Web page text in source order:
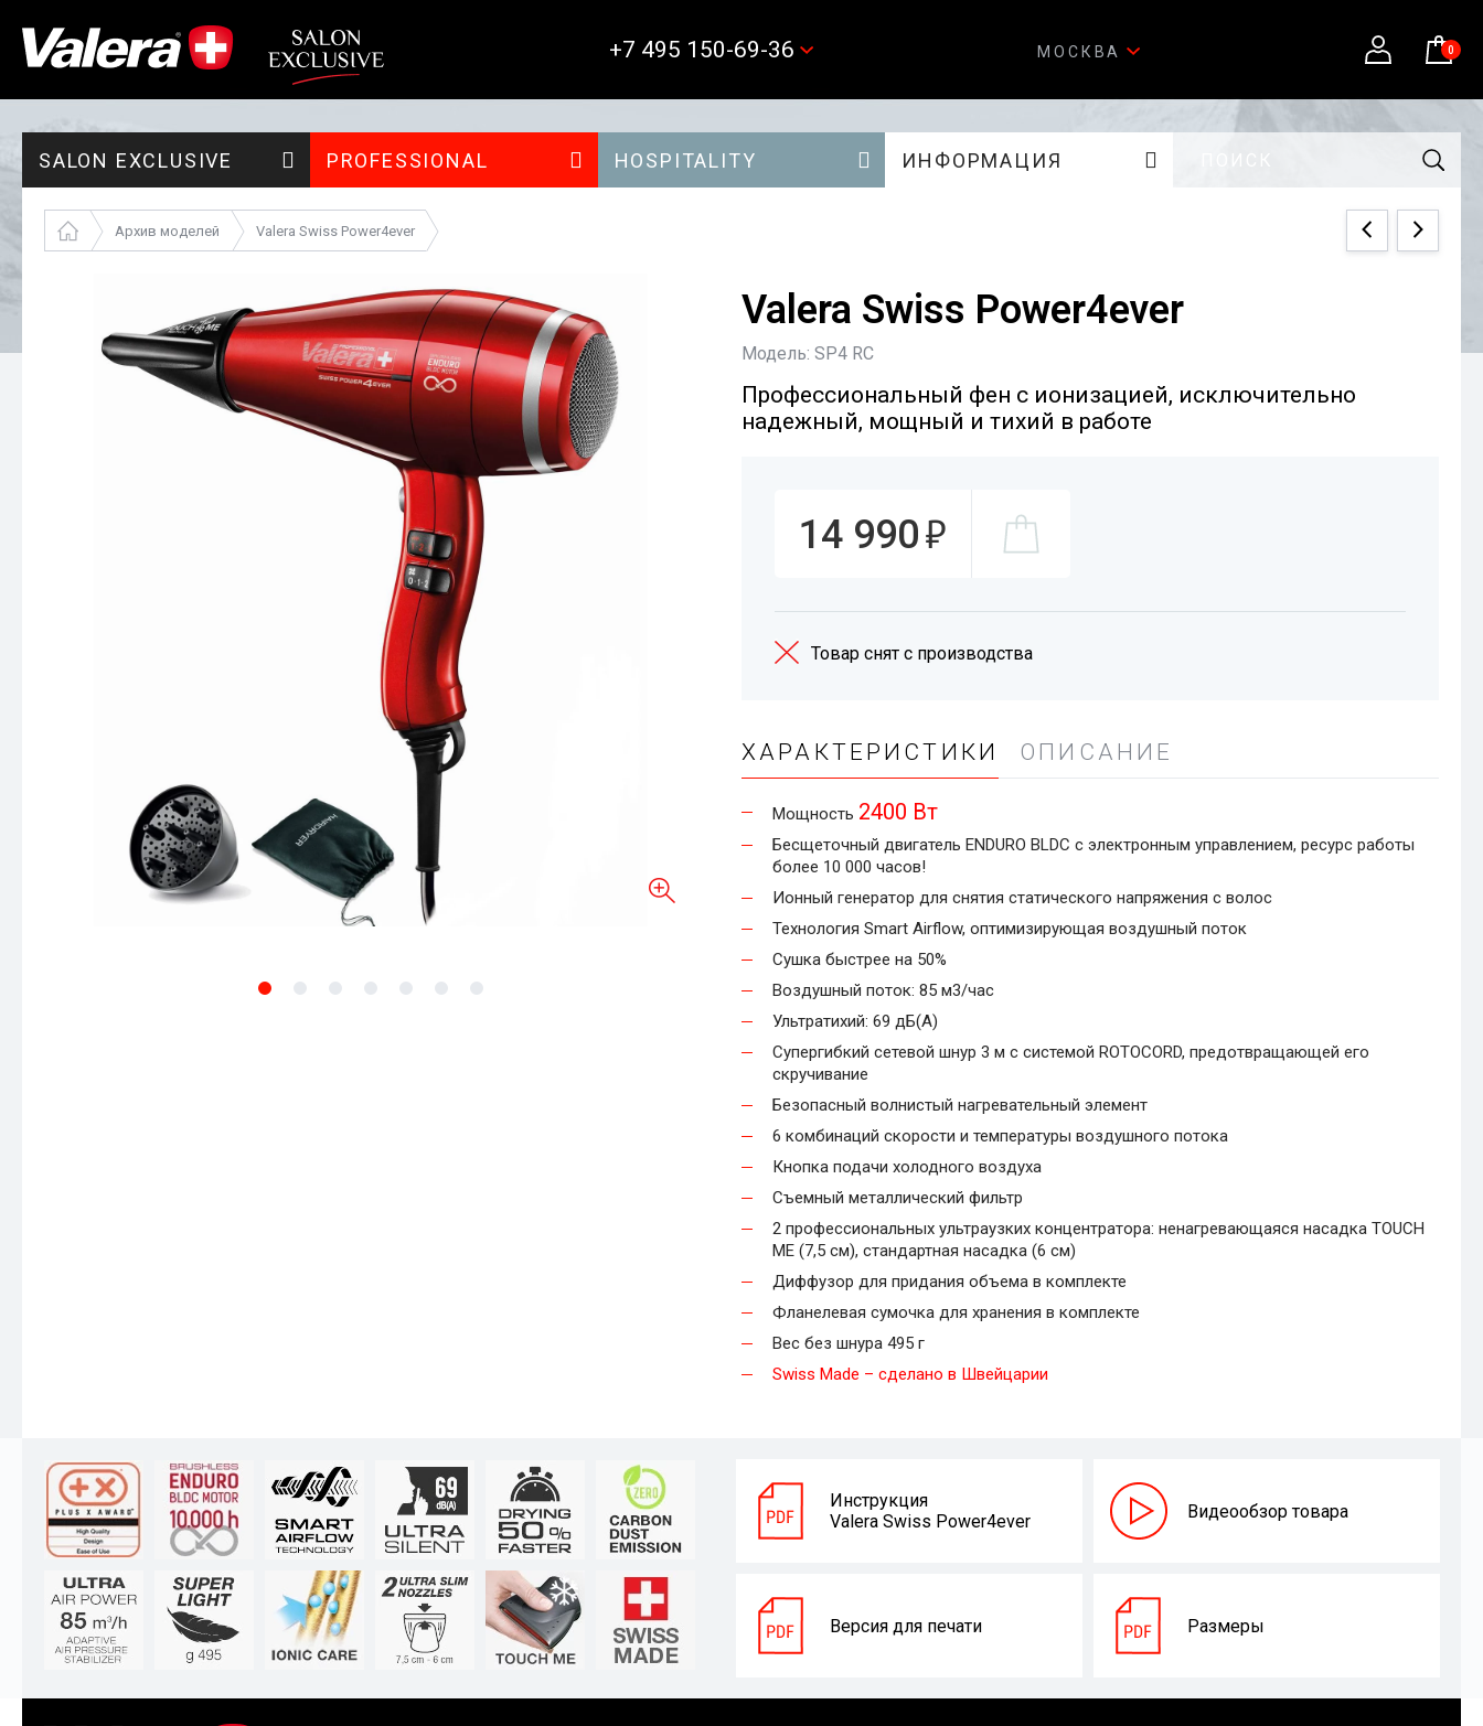
+7 495 150-69-36 МОСКВА 0
SALON EXCLUSIVE PROFESSIONAL HOSPITALITY ИНФОРМАЦИЯ
Архив моделей Valera Swiss Power4ever
Valera Swiss Power4ever
Модель: SP4 RC
Профессиональный фен с ионизацией, исключительно
надежный, мощный и тихий в работе
14 990₽
Товар снят с производства
ХАРАКТЕРИСТИКИ ОПИСАНИЕ
Мощность 2400 Вт
Бесщеточный двигатель ENDURO BLDC с электронным управлением, ресурс работы
более 10 000 часов!
Ионный генератор для снятия статического напряжения с волос
Технология Smart Airflow, оптимизирующая воздушный поток
Сушка быстрее на 50%
Воздушный поток: 85 м3/час
Ультратихий: 69 дБ(А)
Супергибкий сетевой шнур 3 м с системой ROTOCORD, предотвращающей его
скручивание
Безопасный волнистый нагревательный элемент
6 комбинаций скорости и температуры воздушного потока
Кнопка подачи холодного воздуха
Съемный металлический фильтр
2 профессиональных ультраузких концентратора: ненагревающаяся насадка TOUCH
ME (7,5 см), стандартная насадка (6 см)
Диффузор для придания объема в комплекте
Фланелевая сумочка для хранения в комплекте
Вес без шнура 495 г
Swiss Made – сделано в Швейцарии
Инструкция
Valera Swiss Power4ever
Видеообзор товара
Версия для печати Размеры